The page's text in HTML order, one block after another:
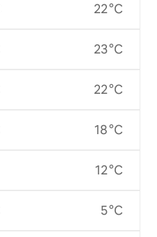
22 °C
23 °C
22 °C
18 °C
12 °C
5 °C